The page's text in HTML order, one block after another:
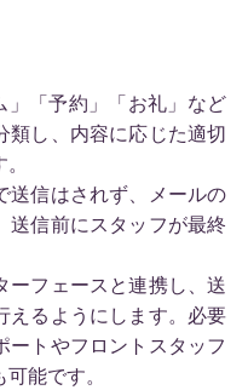
「予約」「お礼」など
類し、内容に応じた適切
送信はされず、メールの
送信前にスタッフが最終
ーフェースと連携し、送
えるようにします。必要
ートやフロントスタッフ
能です。